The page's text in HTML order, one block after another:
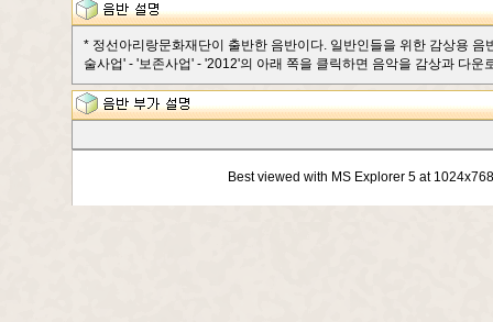
* 정선아리랑문화재단이 출반한 음반이다. 일반인들을 위한 감상용
술사업' - '보존사업' - '2012'의 아래 쪽을 클릭하면 음악을 감상과 다운
Best viewed with MS Explorer 5 at